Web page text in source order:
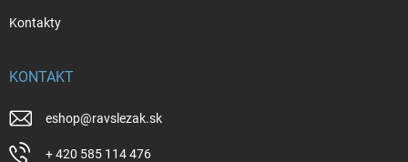
Kontakty
KONTAKT
eshop@ravslezak.sk
+ 420 585 114 476